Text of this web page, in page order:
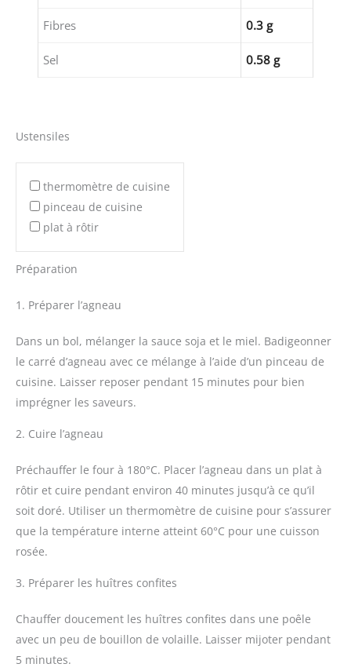
Fibres 0.3 g
Sel 0.58 g
Ustensiles
thermomètre de cuisine
pinceau de cuisine
plat à rôtir
Préparation
1. Préparer l’agneau
Dans un bol, mélanger la sauce soja et le miel. Badigeonner
le carré d’agneau avec ce mélange à l’aide d’un pinceau de
cuisine. Laisser reposer pendant 15 minutes pour bien
imprégner les saveurs.
2. Cuire l’agneau
Préchauffer le four à 180°C. Placer l’agneau dans un plat à
rôtir et cuire pendant environ 40 minutes jusqu’à ce qu’il
soit doré. Utiliser un thermomètre de cuisine pour s’assurer
que la température interne atteint 60°C pour une cuisson
rosée.
3. Préparer les huîtres confites
Chauffer doucement les huîtres confites dans une poêle
avec un peu de bouillon de volaille. Laisser mijoter pendant
5 minutes.